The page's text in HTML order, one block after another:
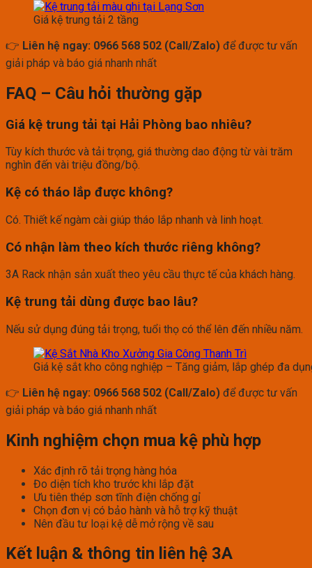
Giá kệ trung tải 2 tầng
👉 Liên hệ ngay: 0966 568 502 (Call/Zalo) để được tư vấn
giải pháp và báo giá nhanh nhất
FAQ – Câu hỏi thường gặp
Giá kệ trung tải tại Hải Phòng bao nhiêu?
Tùy kích thước và tải trọng, giá thường dao động từ vài trăm
nghìn đến vài triệu đồng/bộ.
Kệ có tháo lắp được không?
Có. Thiết kế ngàm cài giúp tháo lắp nhanh và linh hoạt.
Có nhận làm theo kích thước riêng không?
3A Rack nhận sản xuất theo yêu cầu thực tế của khách hàng.
Kệ trung tải dùng được bao lâu?
Nếu sử dụng đúng tải trọng, tuổi thọ có thể lên đến nhiều năm.
Giá kệ sắt kho công nghiệp – Tăng giảm, lắp ghép đa
👉 Liên hệ ngay: 0966 568 502 (Call/Zalo) để được tư vấn
giải pháp và báo giá nhanh nhất
Kinh nghiệm chọn mua kệ phù hợp
Xác định rõ tải trọng hàng hóa
Đo diện tích kho trước khi lắp đặt
Ưu tiên thép sơn tĩnh điện chống gỉ
Chọn đơn vị có bảo hành và hỗ trợ kỹ thuật
Nên đầu tư loại kệ dễ mở rộng về sau
Kết luận & thông tin liên hệ 3A